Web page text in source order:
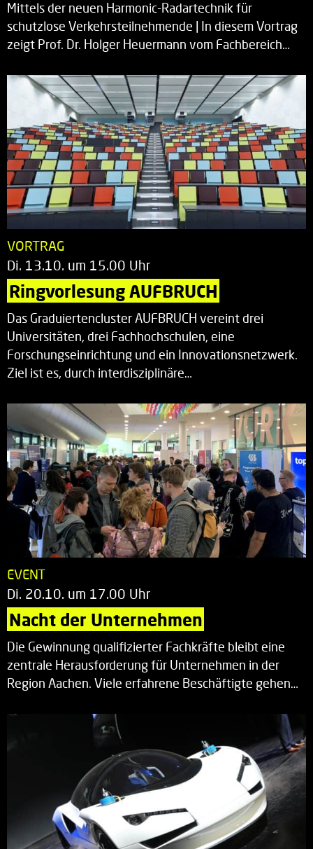
Mittels der neuen Harmonic-Radartechnik für
schutzlose Verkehrsteilnehmende | In diesem Vortrag
zeigt Prof. Dr. Holger Heuermann vom Fachbereich…
VORTRAG
Di. 13.10. um 15.00 Uhr
Ringvorlesung AUFBRUCH
Das Graduiertencluster AUFBRUCH vereint drei
Universitäten, drei Fachhochschulen, eine
Forschungseinrichtung und ein Innovationsnetzwerk.
Ziel ist es, durch interdisziplinäre…
EVENT
Di. 20.10. um 17.00 Uhr
Nacht der Unternehmen
Die Gewinnung qualifizierter Fachkräfte bleibt eine
zentrale Herausforderung für Unternehmen in der
Region Aachen. Viele erfahrene Beschäftigte gehen…